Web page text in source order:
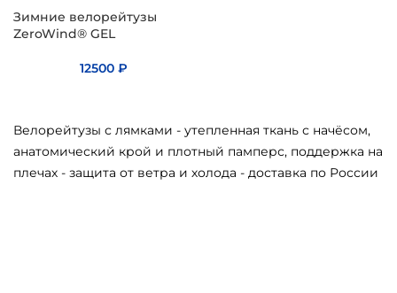
Зимние велорейтузы
ZeroWind® GEL
12500 ₽
Велорейтузы с лямками - утепленная ткань с начёсом,
анатомический крой и плотный памперс, поддержка на
плечах - защита от ветра и холода - доставка по России